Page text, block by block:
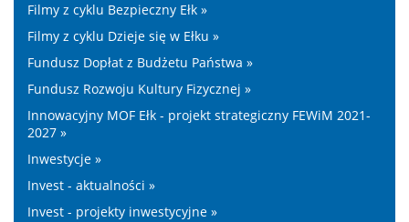
Filmy z cyklu Bezpieczny Ełk »
Filmy z cyklu Dzieje się w Ełku »
Fundusz Dopłat z Budżetu Państwa »
Fundusz Rozwoju Kultury Fizycznej »
Innowacyjny MOF Ełk - projekt strategiczny FEWiM 2021-
2027 »
Inwestycje »
Invest - aktualności »
Invest - projekty inwestycyjne »